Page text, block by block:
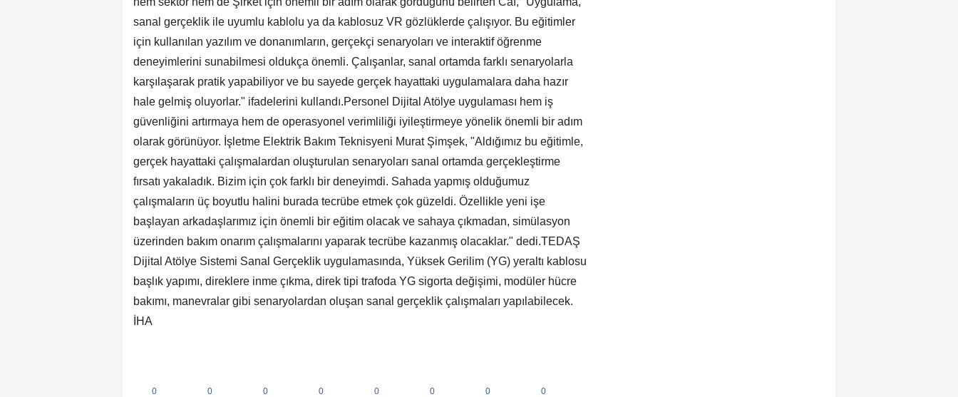
sanal gerçeklik ile uyumlu kablolu ya da kablosuz VR gözlüklerde çalışıyor. Bu eğitimler
için kullanılan yazılım ve donanımların, gerçekçi senaryoları ve interaktif öğrenme
deneyimlerini sunabilmesi oldukça önemli. Çalışanlar, sanal ortamda farklı senaryolarla
karşılaşarak pratik yapabiliyor ve bu sayede gerçek hayattaki uygulamalara daha hazır
hale gelmiş oluyorlar." ifadelerini kullandı.Personel Dijital Atölye uygulaması hem iş
güvenliğini artırmaya hem de operasyonel verimliliği iyileştirmeye yönelik önemli bir adım
olarak görünüyor. İşletme Elektrik Bakım Teknisyeni Murat Şimşek, "Aldığımız bu eğitimle,
gerçek hayattaki çalışmalardan oluşturulan senaryoları sanal ortamda gerçekleştirme
fırsatı yakaladık. Bizim için çok farklı bir deneyimdi. Sahada yapmış olduğumuz
çalışmaların üç boyutlu halini burada tecrübe etmek çok güzeldi. Özellikle yeni işe
başlayan arkadaşlarımız için önemli bir eğitim olacak ve sahaya çıkmadan, simülasyon
üzerinden bakım onarım çalışmalarını yaparak tecrübe kazanmış olacaklar." dedi.TEDAŞ
Dijital Atölye Sistemi Sanal Gerçeklik uygulamasında, Yüksek Gerilim (YG) yeraltı kablosu
başlık yapımı, direklere inme çıkma, direk tipi trafoda YG sigorta değişimi, modüler hücre
bakımı, manevralar gibi senaryolardan oluşan sanal gerçeklik çalışmaları yapılabilecek.
İHA